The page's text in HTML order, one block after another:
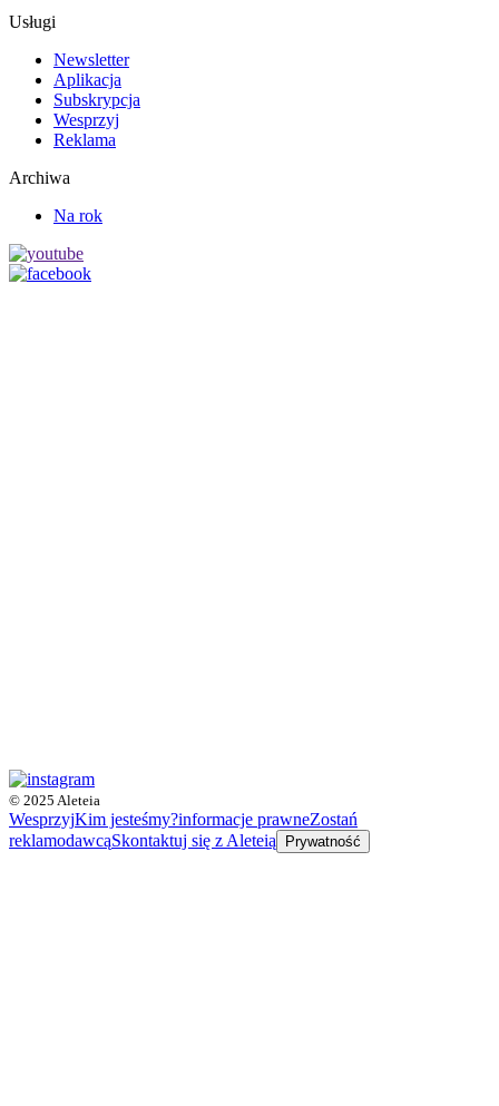
Usługi
Newsletter
Aplikacja
Subskrypcja
Wesprzyj
Reklama
Archiwa
Na rok
© 2025 Aleteia
WesprzyjKim jesteśmy?informacje prawneZostań
reklamodawcąSkontaktuj się z Aleteią Prywatność